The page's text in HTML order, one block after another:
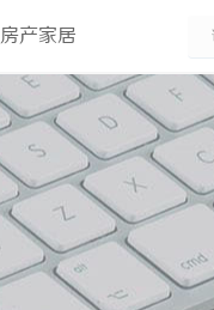
房产家居